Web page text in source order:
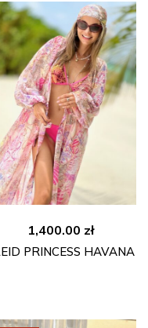
1,400.00 zł
PRINCESS HAVANA